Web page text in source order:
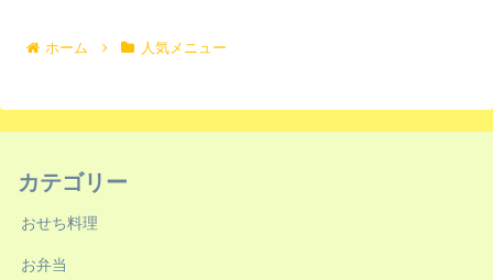
ホーム 人気メニュー
カテゴリー
おせち料理
お弁当